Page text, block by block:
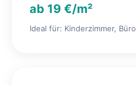
ab 19 €/m²
Ideal für: Kinderzimmer, Büro